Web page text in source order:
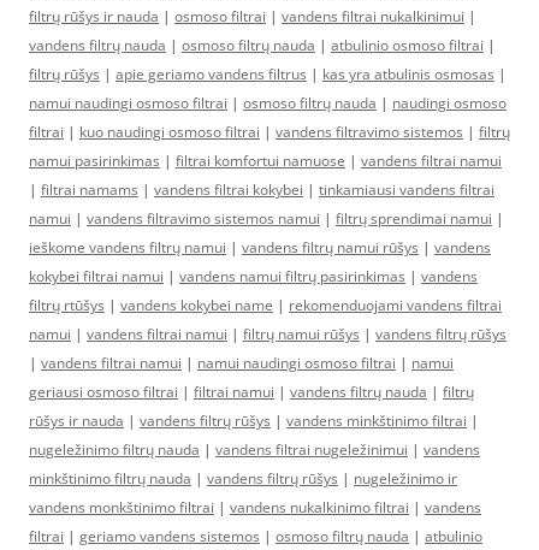
filtrų rūšys ir nauda | osmoso filtrai | vandens filtrai nukalkinimui |
vandens filtrų nauda | osmoso filtrų nauda | atbulinio osmoso filtrai |
filtrų rūšys | apie geriamo vandens filtrus | kas yra atbulinis osmosas |
namui naudingi osmoso filtrai | osmoso filtrų nauda | naudingi osmoso
filtrai | kuo naudingi osmoso filtrai | vandens filtravimo sistemos | filtrų
namui pasirinkimas | filtrai komfortui namuose | vandens filtrai namui
| filtrai namams | vandens filtrai kokybei | tinkamiausi vandens filtrai
namui | vandens filtravimo sistemos namui | filtrų sprendimai namui |
ieškome vandens filtrų namui | vandens filtrų namui rūšys | vandens
kokybei filtrai namui | vandens namui filtrų pasirinkimas | vandens
filtrų rtūšys | vandens kokybei name | rekomenduojami vandens filtrai
namui | vandens filtrai namui | filtrų namui rūšys | vandens filtrų rūšys
| vandens filtrai namui | namui naudingi osmoso filtrai | namui
geriausi osmoso filtrai | filtrai namui | vandens filtrų nauda | filtrų
rūšys ir nauda | vandens filtrų rūšys | vandens minkštinimo filtrai |
nugeležinimo filtrų nauda | vandens filtrai nugeležinimui | vandens
minkštinimo filtrų nauda | vandens filtrų rūšys | nugeležinimo ir
vandens monkštinimo filtrai | vandens nukalkinimo filtrai | vandens
filtrai | geriamo vandens sistemos | osmoso filtrų nauda | atbulinio